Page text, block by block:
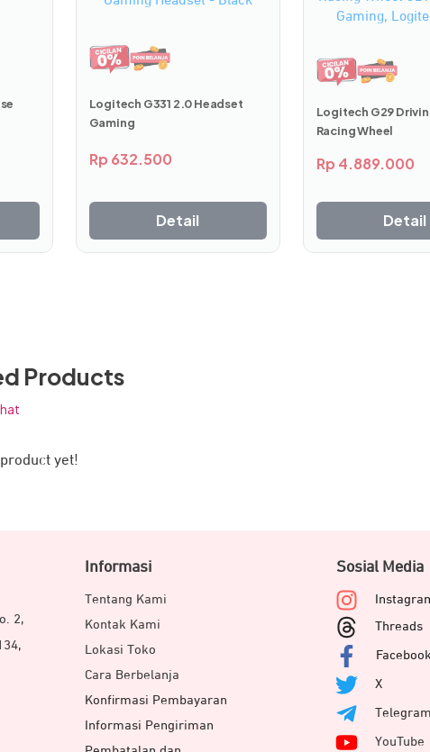
baja yang kokoh,Driving Force
Shifter dirancang
jangka panjang. Bagian kenop dan alasnya dilapisi kulit
premium.
Perpindahan Mulus
Logitech G331 2.0 Headset
Gaming
Rp 632.500
Detail
Logitech G29
Racing Wheel
Rp 4.889.000
Detail
Products
yet!
2,
Informasi
Tentang Kami
Kontak Kami
Lokasi Toko
Cara Berbelanja
Konfirmasi Pembayaran
Informasi Pengiriman
Sosial Media
Threads
Facebook
X
Telegram
YouTube